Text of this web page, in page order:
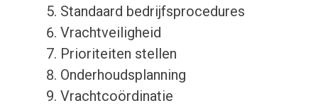
Standaard bedrijfsprocedures
Vrachtveiligheid
Prioriteiten stellen
Onderhoudsplanning
Vrachtcoördinatie